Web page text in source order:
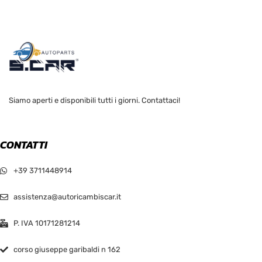
Siamo aperti e disponibili tutti i giorni. Contattaci!
CONTATTI
+39 3711448914
assistenza@autoricambiscar.it
P. IVA 10171281214
corso giuseppe garibaldi n 162